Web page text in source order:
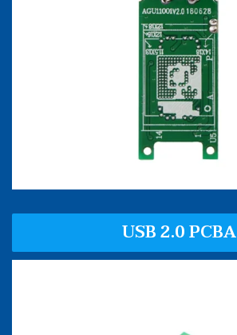
USB 2.0 PCBA